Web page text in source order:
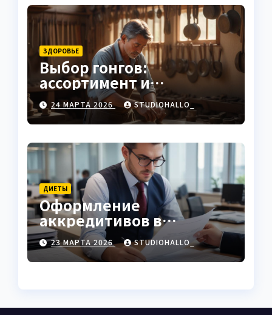
ЗДОРОВЬЕ
Выбор гонгов:
ассортимент и
характеристики
24 МАРТА 2026 STUDIOHALLO_
ДИЕТЫ
Оформление
аккредитивов в
международной
торговле
23 МАРТА 2026 STUDIOHALLO_